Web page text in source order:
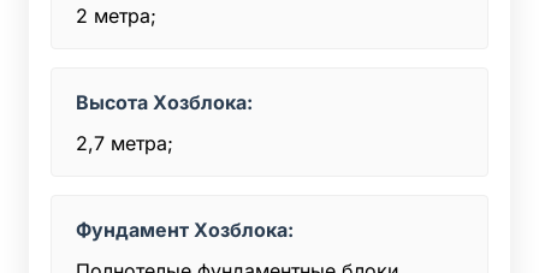
2 метра;
Высота Хозблока:
2,7 метра;
Фундамент Хозблока: